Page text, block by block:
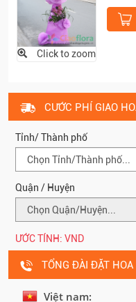
Click to zoom
CƯỚC PHÍ GIAO
Tỉnh/ Thành phố
Quận / Huyện
ƯỚC TÍNH: VND
TỔNG ĐÀI ĐẶT HOA
Việt nam: